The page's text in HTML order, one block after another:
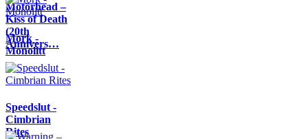
Motörhead –
Kiss of Death
(20th
Annivers…
Mork -
Monolitt
Speedslut -
Cimbrian
Rites